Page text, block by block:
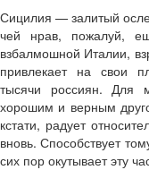
Сицилия — залитый
чей нрав, пожалуй,
взбалмошной Италии,
привлекает на свои
тысячи россиян. Для
хорошим и верным
кстати, радует
вновь. Способствует
сих пор окутывает эту